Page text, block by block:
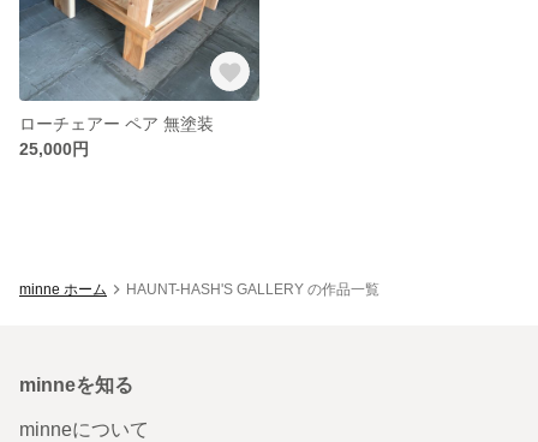
ローチェアー ペア 無塗装
25,000円
minne ホーム HAUNT-HASH'S GALLERY の作品一覧
minneを知る
minneについて